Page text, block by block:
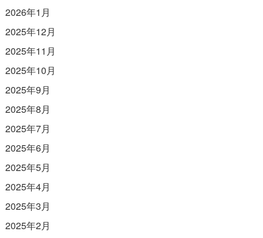
2026年1月
2025年12月
2025年11月
2025年10月
2025年9月
2025年8月
2025年7月
2025年6月
2025年5月
2025年4月
2025年3月
2025年2月